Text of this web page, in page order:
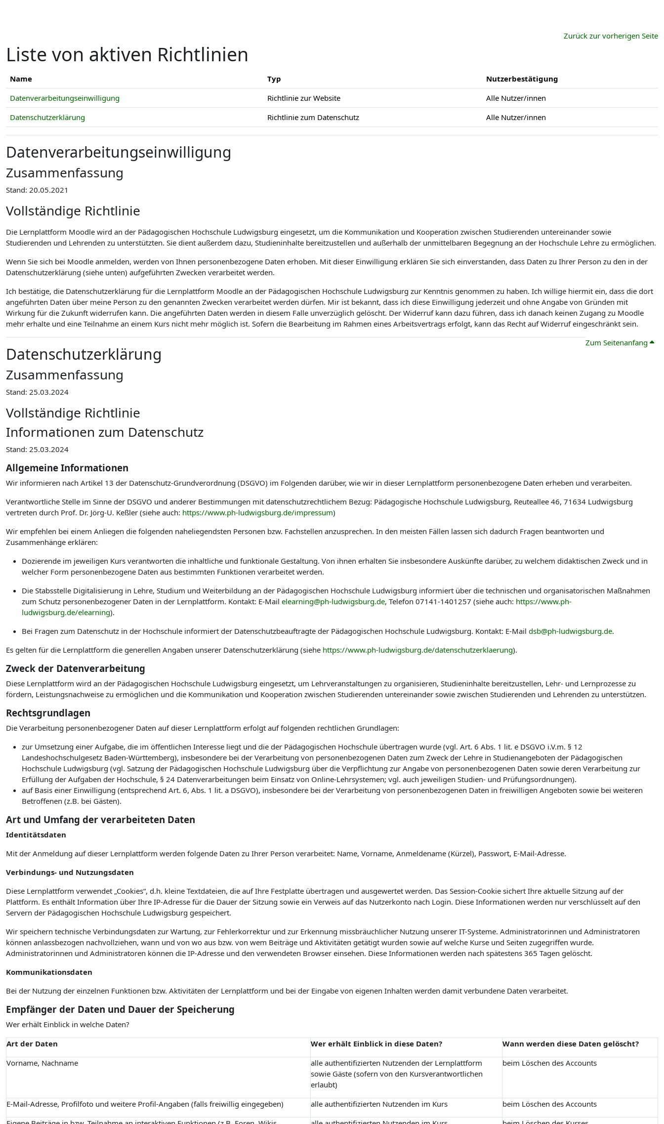
Zurück zur vorherigen Seite
Liste von aktiven Richtlinien
Name Typ
Nutzerbestätigung
Datenverarbeitungseinwilligung
Richtlinie zur Website
Alle Nutzer/innen
Datenschutzerklärung
Richtlinie zum Datenschutz Alle Nutzer/innen
Datenverarbeitungseinwilligung
Zusammenfassung
Stand: 20.05.2021
Vollständige Richtlinie
Die Lernplattform Moodle wird an der Pädagogischen Hochschule Ludwigsburg eingesetzt, um die Kommunikation und Kooperation zwischen Studierenden untereinander sowie
Studierenden und Lehrenden zu unterstützten. Sie dient außerdem dazu, Studieninhalte bereitzustellen und außerhalb der unmittelbaren Begegnung an der Hochschule Lehre zu ermöglichen.
Wenn Sie sich bei Moodle anmelden, werden von Ihnen personenbezogene Daten erhoben. Mit dieser Einwilligung erklären Sie sich einverstanden, dass Daten zu Ihrer Person zu den in der
Datenschutzerklärung (siehe unten) aufgeführten Zwecken verarbeitet werden.
Ich bestätige, die Datenschutzerklärung für die Lernplattform Moodle an der Pädagogischen Hochschule Ludwigsburg zur Kenntnis genommen zu haben. Ich willige hiermit ein, dass die dort
angeführten Daten über meine Person zu den genannten Zwecken verarbeitet werden dürfen. Mir ist bekannt, dass ich diese Einwilligung jederzeit und ohne Angabe von Gründen mit
Wirkung für die Zukunft widerrufen kann. Die angeführten Daten werden in diesem Falle unverzüglich gelöscht. Der Widerruf kann dazu führen, dass ich danach keinen Zugang zu Moodle
mehr erhalte und eine Teilnahme an einem Kurs nicht mehr möglich ist. Sofern die Bearbeitung im Rahmen eines Arbeitsvertrags erfolgt, kann das Recht auf Widerruf eingeschränkt sein.
Zum Seitenanfang
Datenschutzerklärung
Zusammenfassung
Stand: 25.03.2024
Vollständige Richtlinie
Informationen zum Datenschutz
Stand: 25.03.2024
Allgemeine Informationen
Wir informieren nach Artikel 13 der Datenschutz-Grundverordnung (DSGVO) im Folgenden darüber, wie wir in dieser Lernplattform personenbezogene Daten erheben und verarbeiten.
Verantwortliche Stelle im Sinne der DSGVO und anderer Bestimmungen mit datenschutzrechtlichem Bezug: Pädagogische Hochschule Ludwigsburg, Reuteallee 46, 71634 Ludwigsburg
vertreten durch Prof. Dr. Jörg-U. Keßler (siehe auch: https://www.ph-ludwigsburg.de/impressum)
Wir empfehlen bei einem Anliegen die folgenden naheliegendsten Personen bzw. Fachstellen anzusprechen. In den meisten Fällen lassen sich dadurch Fragen beantworten und
Zusammenhänge erklären:
Dozierende im jeweiligen Kurs verantworten die inhaltliche und funktionale Gestaltung. Von ihnen erhalten Sie insbesondere Auskünfte darüber, zu welchem didaktischen Zweck und in
welcher Form personenbezogene Daten aus bestimmten Funktionen verarbeitet werden.
Die Stabsstelle Digitalisierung in Lehre, Studium und Weiterbildung an der Pädagogischen Hochschule Ludwigsburg informiert über die technischen und organisatorischen Maßnahmen
zum Schutz personenbezogener Daten in der Lernplattform. Kontakt: E-Mail elearning@ph-ludwigsburg.de, Telefon 07141-1401257 (siehe auch: https://www.ph-
ludwigsburg.de/elearning).
Bei Fragen zum Datenschutz in der Hochschule informiert der Datenschutzbeauftragte der Pädagogischen Hochschule Ludwigsburg. Kontakt: E-Mail dsb@ph-ludwigsburg.de.
Es gelten für die Lernplattform die generellen Angaben unserer Datenschutzerklärung (siehe https://www.ph-ludwigsburg.de/datenschutzerklaerung).
Zweck der Datenverarbeitung
Diese Lernplattform wird an der Pädagogischen Hochschule Ludwigsburg eingesetzt, um Lehrveranstaltungen zu organisieren, Studieninhalte bereitzustellen, Lehr- und Lernprozesse zu
fördern, Leistungsnachweise zu ermöglichen und die Kommunikation und Kooperation zwischen Studierenden untereinander sowie zwischen Studierenden und Lehrenden zu unterstützen.
Rechtsgrundlagen
Die Verarbeitung personenbezogener Daten auf dieser Lernplattform erfolgt auf folgenden rechtlichen Grundlagen:
zur Umsetzung einer Aufgabe, die im öffentlichen Interesse liegt und die der Pädagogischen Hochschule übertragen wurde (vgl. Art. 6 Abs. 1 lit. e DSGVO i.V.m. § 12
Landeshochschulgesetz Baden-Württemberg), insbesondere bei der Verarbeitung von personenbezogenen Daten zum Zweck der Lehre in Studienangeboten der Pädagogischen
Hochschule Ludwigsburg (vgl. Satzung der Pädagogischen Hochschule Ludwigsburg über die Verpflichtung zur Angabe von personenbezogenen Daten sowie deren Verarbeitung zur
Erfüllung der Aufgaben der Hochschule, § 24 Datenverarbeitungen beim Einsatz von Online-Lehrsystemen; vgl. auch jeweiligen Studien- und Prüfungsordnungen).
auf Basis einer Einwilligung (entsprechend Art. 6, Abs. 1 lit. a DSGVO), insbesondere bei der Verarbeitung von personenbezogenen Daten in freiwilligen Angeboten sowie bei weiteren
Betroffenen (z.B. bei Gästen).
Art und Umfang der verarbeiteten Daten
Identitätsdaten
Mit der Anmeldung auf dieser Lernplattform werden folgende Daten zu Ihrer Person verarbeitet: Name, Vorname, Anmeldename (Kürzel), Passwort, E-Mail-Adresse.
Verbindungs- und Nutzungsdaten
Diese Lernplattform verwendet „Cookies“, d.h. kleine Textdateien, die auf Ihre Festplatte übertragen und ausgewertet werden. Das Session-Cookie sichert Ihre aktuelle Sitzung auf der
Plattform. Es enthält Information über Ihre IP-Adresse für die Dauer der Sitzung sowie ein Verweis auf das Nutzerkonto nach Login. Diese Informationen werden nur verschlüsselt auf den
Servern der Pädagogischen Hochschule Ludwigsburg gespeichert.
Wir speichern technische Verbindungsdaten zur Wartung, zur Fehlerkorrektur und zur Erkennung missbräuchlicher Nutzung unserer IT-Systeme. Administratorinnen und Administratoren
können anlassbezogen nachvollziehen, wann und von wo aus bzw. von wem Beiträge und Aktivitäten getätigt wurden sowie auf welche Kurse und Seiten zugegriffen wurde.
Administratorinnen und Administratoren können die IP-Adresse und den verwendeten Browser einsehen. Diese Informationen werden nach spätestens 365 Tagen gelöscht.
Kommunikationsdaten
Bei der Nutzung der einzelnen Funktionen bzw. Aktivitäten der Lernplattform und bei der Eingabe von eigenen Inhalten werden damit verbundene Daten verarbeitet.
Empfänger der Daten und Dauer der Speicherung
Wer erhält Einblick in welche Daten?
Art der Daten
Wer erhält Einblick in diese Daten?
Wann werden diese Daten gelöscht?
Vorname, Nachname
alle authentifizierten Nutzenden der Lernplattform
sowie Gäste (sofern von den Kursverantwortlichen
erlaubt)
beim Löschen des Accounts
E-Mail-Adresse, Profilfoto und weitere Profil-Angaben (falls freiwillig eingegeben) alle authentifizierten Nutzenden im Kurs
beim Löschen des Accounts